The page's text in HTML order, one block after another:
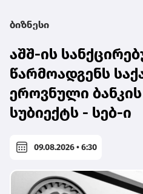
ბიზნესი
აშშ-ის
წარმოადგენს
ეროვნული
სუბიექტს - სებ-ი
09.08.2026 • 6:30